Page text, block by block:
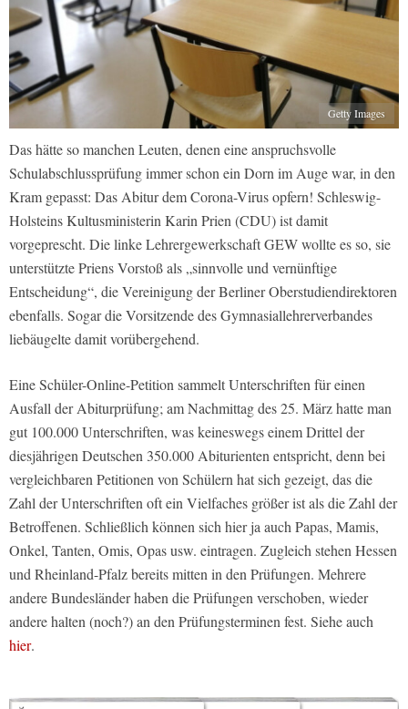
Getty Images
Das hätte so manchen Leuten, denen eine anspruchsvolle
Schulabschlussprüfung immer schon ein Dorn im Auge war, in den
Kram gepasst: Das Abitur dem Corona-Virus opfern! Schleswig-
Holsteins Kultusministerin Karin Prien (CDU) ist damit
vorgeprescht. Die linke Lehrergewerkschaft GEW wollte es so, sie
unterstützte Priens Vorstoß als „sinnvolle und vernünftige
Entscheidung“, die Vereinigung der Berliner Oberstudiendirektoren
ebenfalls. Sogar die Vorsitzende des Gymnasiallehrerverbandes
liebäugelte damit vorübergehend.
Eine Schüler-Online-Petition sammelt Unterschriften für einen
Ausfall der Abiturprüfung; am Nachmittag des 25. März hatte man
gut 100.000 Unterschriften, was keineswegs einem Drittel der
diesjährigen Deutschen 350.000 Abiturienten entspricht, denn bei
vergleichbaren Petitionen von Schülern hat sich gezeigt, das die
Zahl der Unterschriften oft ein Vielfaches größer ist als die Zahl der
Betroffenen. Schließlich können sich hier ja auch Papas, Mamis,
Onkel, Tanten, Omis, Opas usw. eintragen. Zugleich stehen Hessen
und Rheinland-Pfalz bereits mitten in den Prüfungen. Mehrere
andere Bundesländer haben die Prüfungen verschoben, wieder
andere halten (noch?) an den Prüfungsterminen fest. Siehe auch
hier.